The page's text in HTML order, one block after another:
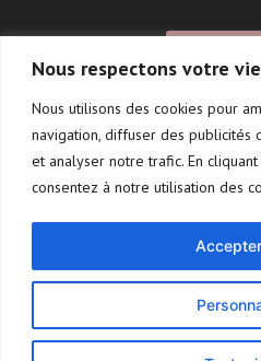
Nous respectons votre
Nous utilisons des cookies pour
navigation, diffuser des publicités
et analyser notre trafic. En
consentez à notre utilisation des
2026 ©Tous droits réservés -